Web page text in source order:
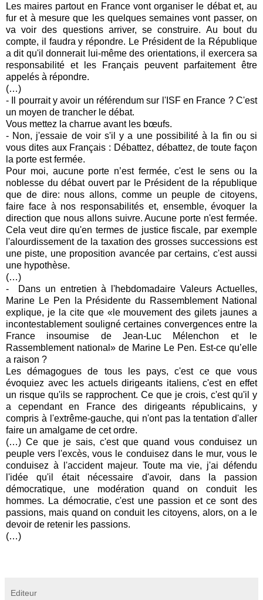
Les maires partout en France vont organiser le débat et, au
fur et à mesure que les quelques semaines vont passer, on
va voir des questions arriver, se construire. Au bout du
compte, il faudra y répondre. Le Président de la République
a dit qu'il donnerait lui-même des orientations, il exercera sa
responsabilité et les Français peuvent parfaitement être
appelés à répondre.
(…)
- Il pourrait y avoir un référendum sur l'ISF en France ? C'est
un moyen de trancher le débat.
Vous mettez la charrue avant les bœufs.
- Non, j'essaie de voir s'il y a une possibilité à la fin ou si
vous dites aux Français : Débattez, débattez, de toute façon
la porte est fermée.
Pour moi, aucune porte n’est fermée, c'est le sens ou la
noblesse du débat ouvert par le Président de la république
que de dire: nous allons, comme un peuple de citoyens,
faire face à nos responsabilités et, ensemble, évoquer la
direction que nous allons suivre. Aucune porte n'est fermée.
Cela veut dire qu'en termes de justice fiscale, par exemple
l'alourdissement de la taxation des grosses successions est
une piste, une proposition avancée par certains, c'est aussi
une hypothèse.
(…)
-
Dans un entretien à l'hebdomadaire Valeurs Actuelles,
Marine Le Pen la Présidente du Rassemblement National
explique, je la cite que «le mouvement des gilets jaunes a
incontestablement souligné certaines convergences entre la
France insoumise de Jean-Luc Mélenchon et le
Rassemblement national» de Marine Le Pen. Est-ce qu’elle
a raison ?
Les démagogues de tous les pays, c'est ce que vous
évoquiez avec les actuels dirigeants italiens, c'est en effet
un risque qu'ils se rapprochent. Ce que je crois, c'est qu'il y
a cependant en France des dirigeants républicains, y
compris à l'extrême-gauche, qui n'ont pas la tentation d'aller
faire un amalgame de cet ordre.
(…) Ce que je sais, c'est que quand vous conduisez un
peuple vers l'excès, vous le conduisez dans le mur, vous le
conduisez à l'accident majeur. Toute ma vie, j'ai défendu
l'idée qu'il était nécessaire d'avoir, dans la passion
démocratique, une modération quand on conduit les
hommes. La démocratie, c'est une passion et ce sont des
passions, mais quand on conduit les citoyens, alors, on a le
devoir de retenir les passions.
(…)
Editeur